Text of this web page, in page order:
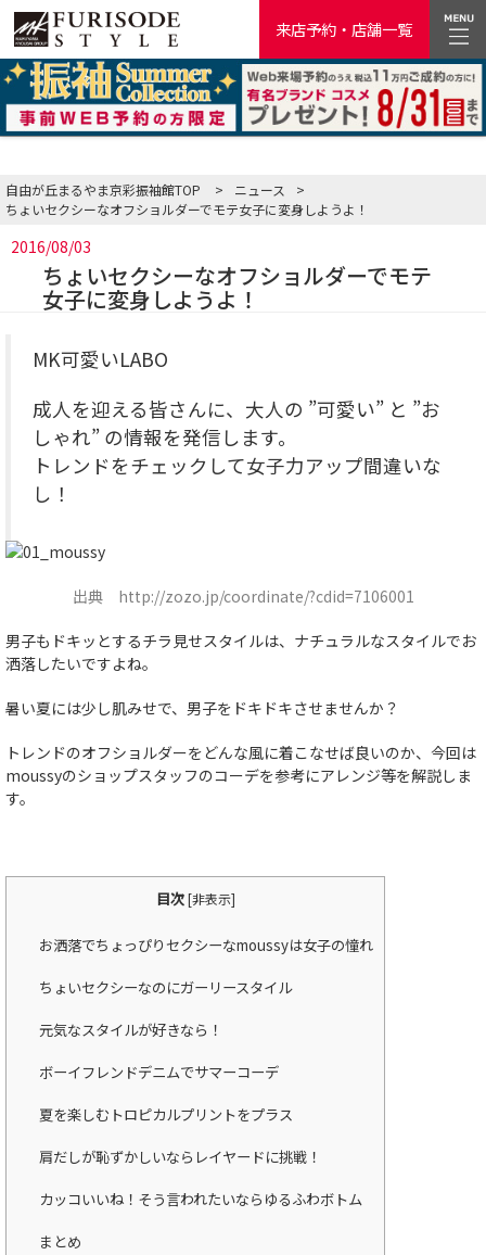
来店予約・店舗一覧
自由が丘まるやま京彩振袖館TOP > ニュース
>
ちょいセクシーなオフショルダーでモテ女子に変身しようよ！
2016/08/03
ちょいセクシーなオフショルダーでモテ
女子に変身しようよ！
MK可愛いLABO
成人を迎える皆さんに、大人の ”可愛い” と ”お
しゃれ” の情報を発信します。
トレンドをチェックして女子力アップ間違いな
し！
出典 http://zozo.jp/coordinate/?cdid=7106001
男子もドキッとするチラ見せスタイルは、ナチュラルなスタイルでお
洒落したいですよね。
暑い夏には少し肌みせで、男子をドキドキさせませんか？
トレンドのオフショルダーをどんな風に着こなせば良いのか、今回は
moussyのショップスタッフのコーデを参考にアレンジ等を解説しま
す。
目次 [非表示]
お洒落でちょっぴりセクシーなmoussyは女子の憧れ
ちょいセクシーなのにガーリースタイル
元気なスタイルが好きなら！
ボーイフレンドデニムでサマーコーデ
夏を楽しむトロピカルプリントをプラス
肩だしが恥ずかしいならレイヤードに挑戦！
カッコいいね！そう言われたいならゆるふわボトム
まとめ